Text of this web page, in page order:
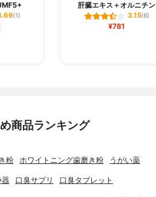
(1)
肝臓エキス＋オルニチン
3.15(6)
¥781
商品ランキング
粉 ホワイトニング歯磨き粉 うがい薬
器 口臭サプリ 口臭タブレット